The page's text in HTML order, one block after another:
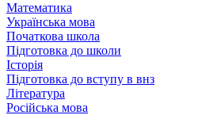
Математика
Українська мова
Початкова школа
Підготовка до школи
Історія
Підготовка до вступу в внз
Література
Російська мова